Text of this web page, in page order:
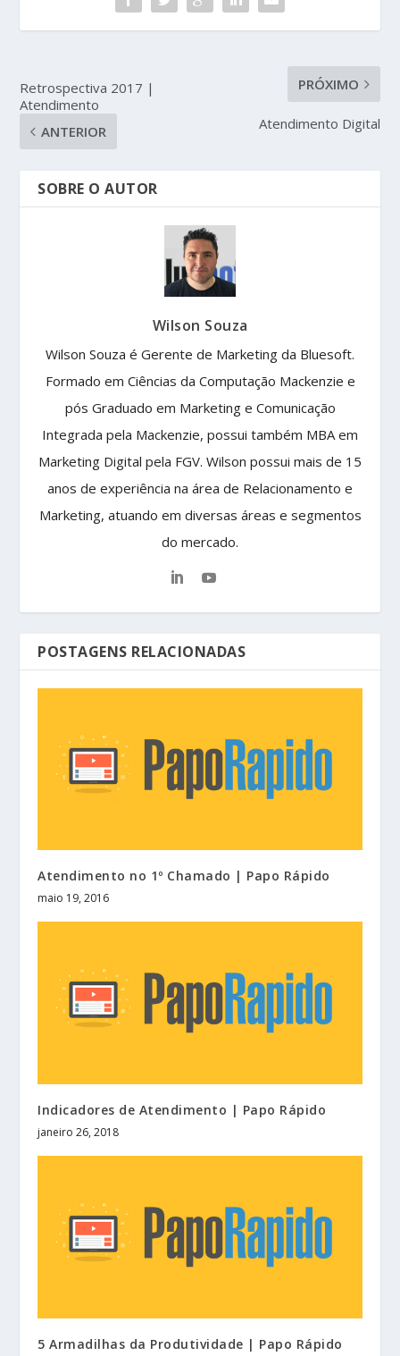
Retrospectiva 2017 |
Atendimento
ANTERIOR
PRÓXIMO
Atendimento Digital
SOBRE O AUTOR
Wilson Souza
Wilson Souza é Gerente de Marketing da Bluesoft.
Formado em Ciências da Computação Mackenzie e
pós Graduado em Marketing e Comunicação
Integrada pela Mackenzie, possui também MBA em
Marketing Digital pela FGV. Wilson possui mais de 15
anos de experiência na área de Relacionamento e
Marketing, atuando em diversas áreas e segmentos
do mercado.
POSTAGENS RELACIONADAS
Atendimento no 1º Chamado | Papo Rápido
maio 19, 2016
Indicadores de Atendimento | Papo Rápido
janeiro 26, 2018
5 Armadilhas da Produtividade | Papo Rápido